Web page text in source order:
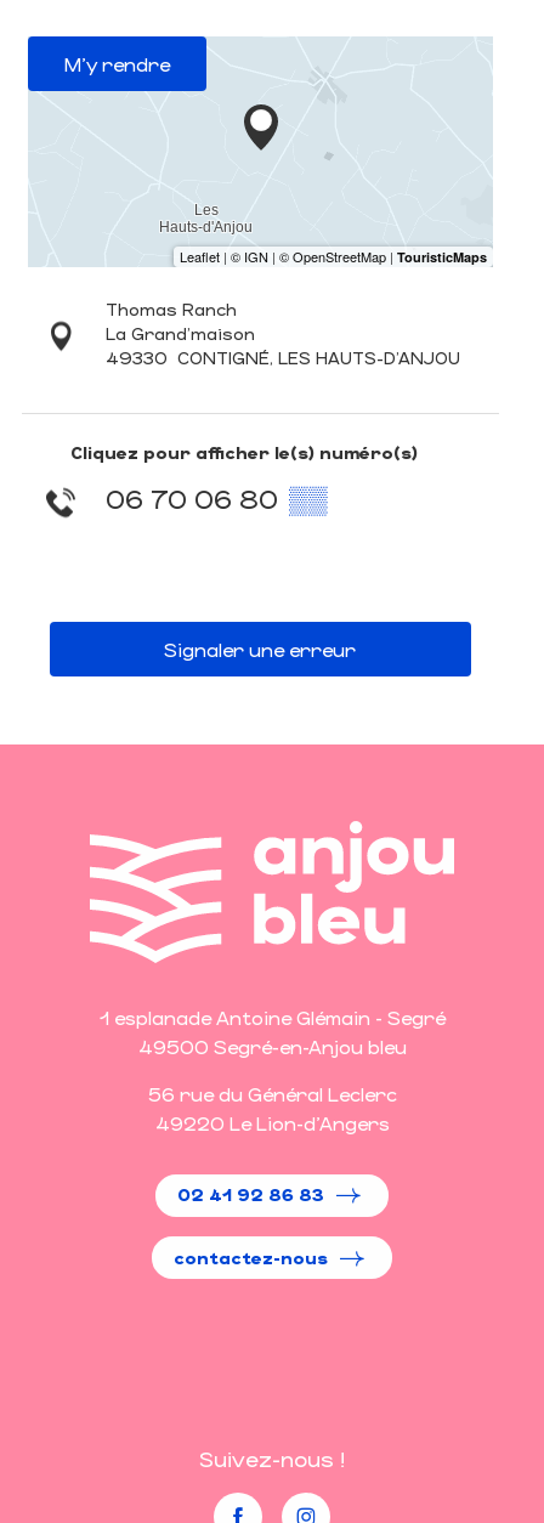
M'y rendre
Thomas Ranch
La Grand'maison
49330 CONTIGNÉ, LES HAUTS-D'ANJOU
Cliquez pour afficher le(s) numéro(s)
06 70 06 80 ▒▒
Signaler une erreur
1 esplanade Antoine Glémain - Segré
49500 Segré-en-Anjou bleu
56 rue du Général Leclerc
49220 Le Lion-d'Angers
02 41 92 86 83
contactez-nous
Suivez-nous !